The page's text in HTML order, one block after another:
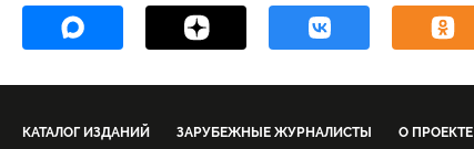
КАТАЛОГ ИЗДАНИЙ ЗАРУБЕЖНЫЕ ЖУРНАЛИСТЫ О ПРОЕКТЕ